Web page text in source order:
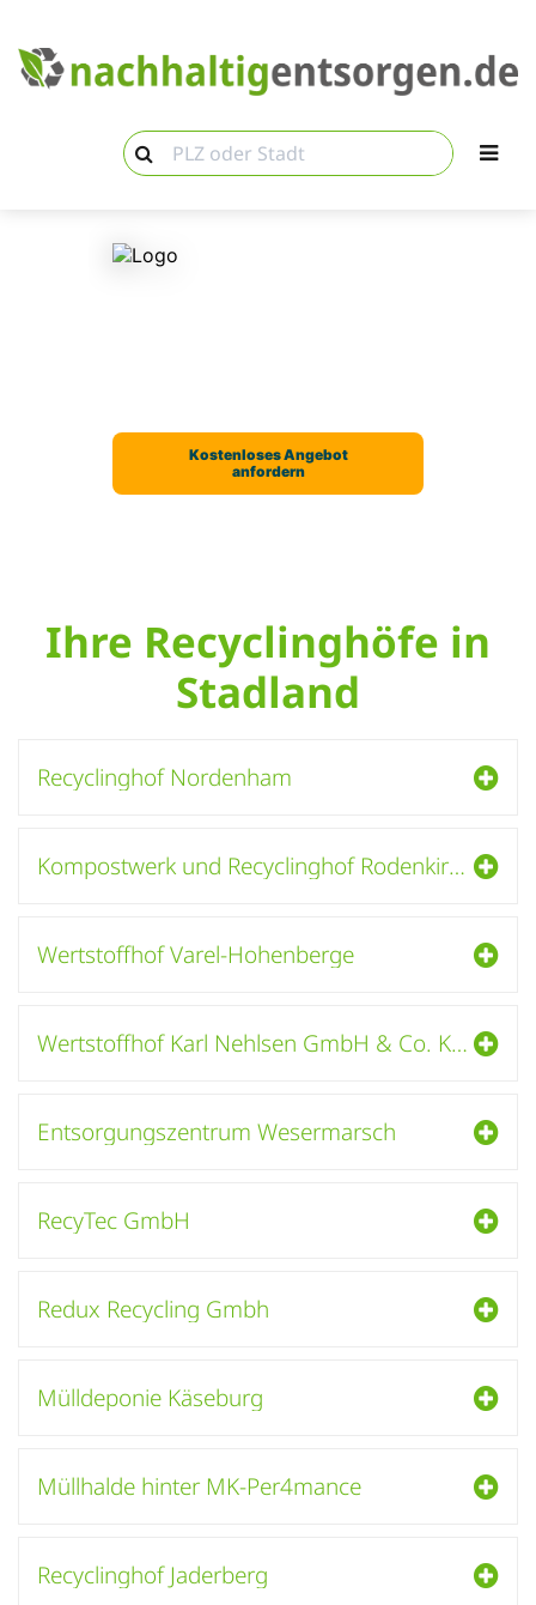
Ihre Recyclinghöfe in
Stadland
Recyclinghof Nordenham
Kompostwerk und Recyclinghof Rodenkirchen
Wertstoffhof Varel-Hohenberge
Wertstoffhof Karl Nehlsen GmbH & Co. KG - Betriebsstätte Loxstedt
Entsorgungszentrum Wesermarsch
RecyTec GmbH
Redux Recycling Gmbh
Mülldeponie Käseburg
Müllhalde hinter MK-Per4mance
Recyclinghof Jaderberg